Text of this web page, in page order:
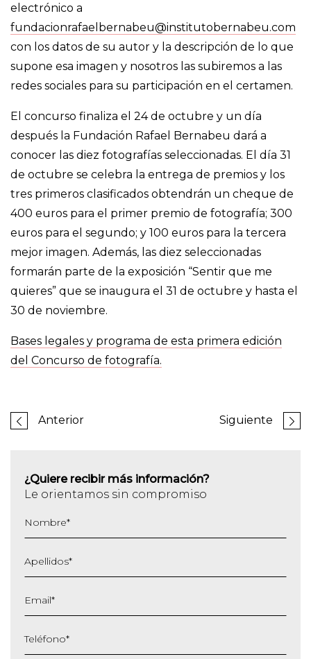
electrónico a
fundacionrafaelbernabeu@institutobernabeu.com
con los datos de su autor y la descripción de lo que
supone esa imagen y nosotros las subiremos a las
redes sociales para su participación en el certamen.
El concurso finaliza el 24 de octubre y un día
después la Fundación Rafael Bernabeu dará a
conocer las diez fotografías seleccionadas. El día 31
de octubre se celebra la entrega de premios y los
tres primeros clasificados obtendrán un cheque de
400 euros para el primer premio de fotografía; 300
euros para el segundo; y 100 euros para la tercera
mejor imagen. Además, las diez seleccionadas
formarán parte de la exposición “Sentir que me
quieres” que se inaugura el 31 de octubre y hasta el
30 de noviembre.
Bases legales y programa de esta primera edición
del Concurso de fotografía.
Anterior Siguiente
¿Quiere recibir más información?
Le orientamos sin compromiso
Nombre*
Apellidos*
Email*
Teléfono*